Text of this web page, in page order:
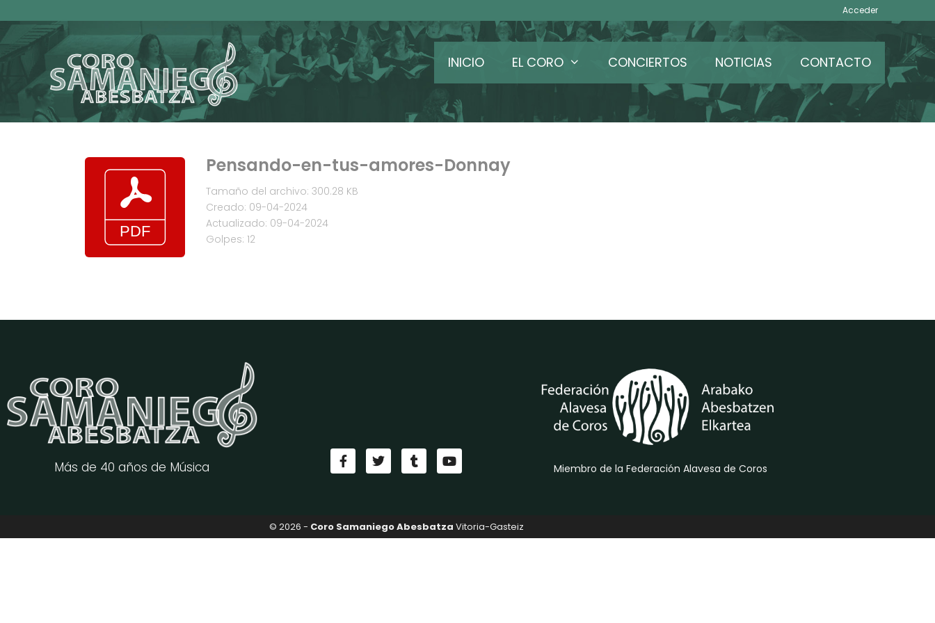
Acceder
INICIO EL CORO CONCIERTOS NOTICIAS CONTACTO
Pensando-en-tus-amores-Donnay
Tamaño del archivo: 300.28 KB
Creado: 09-04-2024
Actualizado: 09-04-2024
Golpes: 12
Más de 40 años de Música Miembro de la Federación Alavesa de Coros
© 2026 - Coro Samaniego Abesbatza Vitoria-Gasteiz